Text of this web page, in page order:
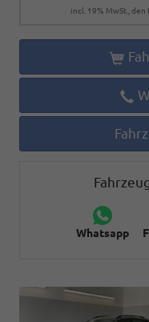
incl. 19% MwSt.,
Whatsapp